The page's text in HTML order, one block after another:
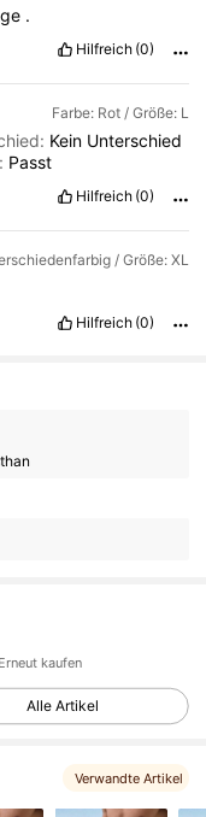
.
Hilfreich (0)
Farbe: Rot / Größe: L
Kein Unterschied
Passt
Hilfreich (0)
/ Größe: XL
Hilfreich (0)
kaufen
Alle Artikel
Verwandte Artikel